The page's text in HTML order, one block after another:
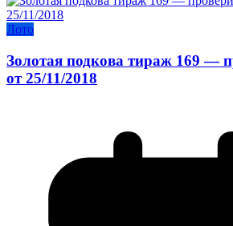
Лото
Золотая подкова тираж 169 —
от 25/11/2018